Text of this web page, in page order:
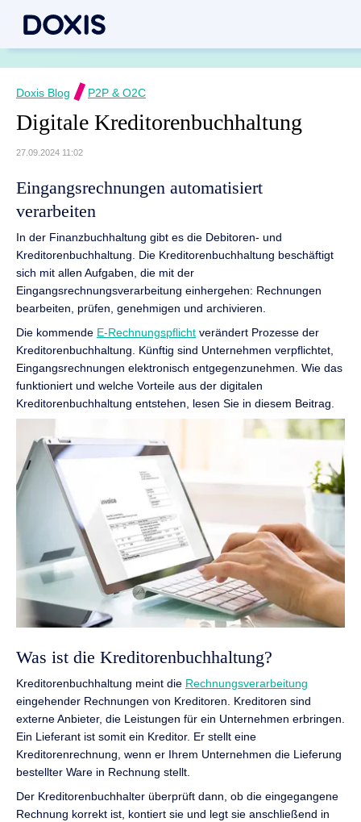
Doxis Blog P2P & O2C
Digitale Kreditorenbuchhaltung
27.09.2024 11:02
Eingangsrechnungen automatisiert
verarbeiten
In der Finanzbuchhaltung gibt es die Debitoren- und
Kreditorenbuchhaltung. Die Kreditorenbuchhaltung beschäftigt
sich mit allen Aufgaben, die mit der
Eingangsrechnungsverarbeitung einhergehen: Rechnungen
bearbeiten, prüfen, genehmigen und archivieren.
Die kommende E-Rechnungspflicht verändert Prozesse der
Kreditorenbuchhaltung. Künftig sind Unternehmen verpflichtet,
Eingangsrechnungen elektronisch entgegenzunehmen. Wie das
funktioniert und welche Vorteile aus der digitalen
Kreditorenbuchhaltung entstehen, lesen Sie in diesem Beitrag.
Was ist die Kreditorenbuchhaltung?
Kreditorenbuchhaltung meint die Rechnungsverarbeitung
eingehender Rechnungen von Kreditoren. Kreditoren sind
externe Anbieter, die Leistungen für ein Unternehmen erbringen.
Ein Lieferant ist somit ein Kreditor. Er stellt eine
Kreditorenrechnung, wenn er Ihrem Unternehmen die Lieferung
bestellter Ware in Rechnung stellt.
Der Kreditorenbuchhalter überprüft dann, ob die eingegangene
Rechnung korrekt ist, kontiert sie und legt sie anschließend in